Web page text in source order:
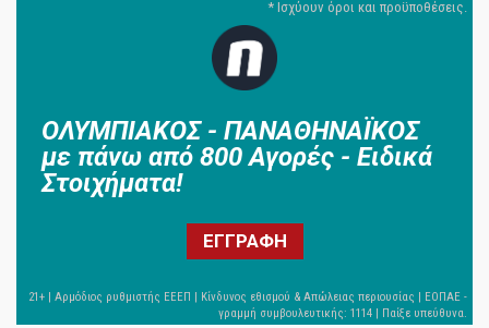
ΟΛΥΜΠΙΑΚΟΣ - ΠΑΝΑΘΗΝΑΪΚΟΣ
με πάνω από 800 Αγορές - Ειδικά
Στοιχήματα!
ΕΓΓΡΑΦΗ